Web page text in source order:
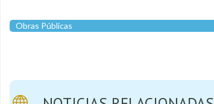
Obras Públicas